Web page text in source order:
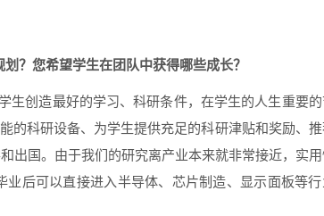
？您希望学生在团队中获得哪些成长？
生创造最好的学习、科研条件，在学生的人生重要的
的科研设备、为学生提供充足的科研津贴和奖励、
出国。由于我们的研究离产业本来就非常接近，实
后可以直接进入半导体、芯片制造、显示面板等行